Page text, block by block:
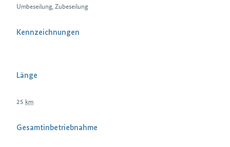
Umbeseilung, Zubeseilung
Kennzeichnungen
Länge
25 km
Gesamtinbetriebnahme